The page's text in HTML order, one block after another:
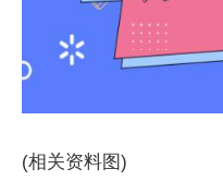
(相关资料图)